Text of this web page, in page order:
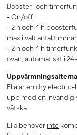
Booster- och
- On/off.
- 2 h och 4 h
max i valt antal
- 2 h och 4 h
ovan, automatiskt i
Ella är en dry
upp med en invändig
vätska.
Ella behöver inte